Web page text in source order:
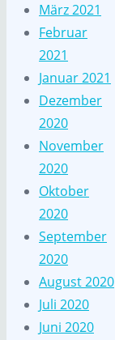
März 2021
Februar
2021
Januar 2021
Dezember
2020
November
2020
Oktober
2020
September
2020
August 2020
Juli 2020
Juni 2020